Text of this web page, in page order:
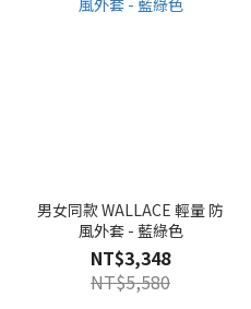
XL(105)
095(M)
(32)
100(L)
男女同款 WALLACE 輕量 防
風外套 - 藍綠色
NT$3,348
NT$5,580